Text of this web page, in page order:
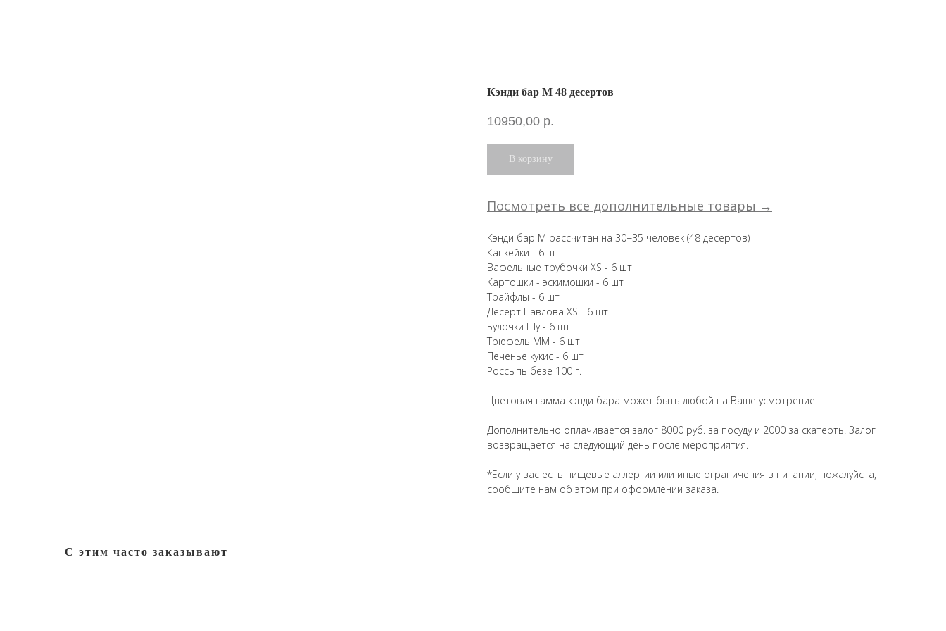
Кэнди бар M 48 десертов
10950,00 р.
В корзину
Посмотреть все дополнительные товары →
Кэнди бар M рассчитан на 30−35 человек (48 десертов)
Капкейки - 6 шт
Вафельные трубочки XS - 6 шт
Картошки - эскимошки - 6 шт
Трайфлы - 6 шт
Десерт Павлова XS - 6 шт
Булочки Шу - 6 шт
Трюфель ММ - 6 шт
Печенье кукис - 6 шт
Россыпь безе 100 г.
Цветовая гамма кэнди бара может быть любой на Ваше усмотрение.
Дополнительно оплачивается залог 8000 руб. за посуду и 2000 за скатерть. Залог
возвращается на следующий день после мероприятия.
*Если у вас есть пищевые аллергии или иные ограничения в питании, пожалуйста,
сообщите нам об этом при оформлении заказа.
С этим часто заказывают